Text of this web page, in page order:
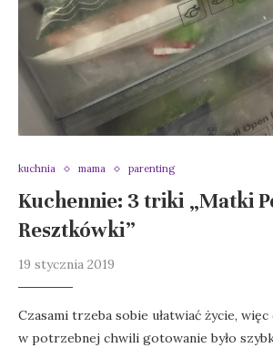
kuchnia mama parenting
Kuchennie: 3 triki „Matki
Resztkówki”
19 stycznia 2019
Czasami trzeba sobie ułatwiać życie,
w potrzebnej chwili gotowanie było